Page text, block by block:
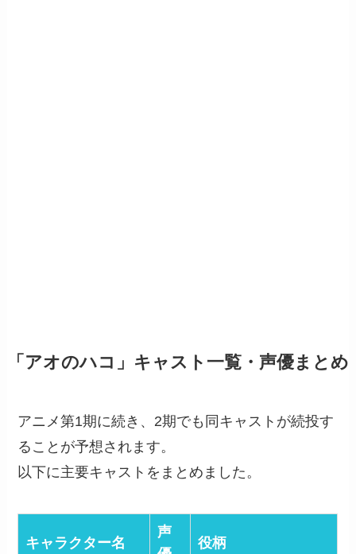
「アオのハコ」キャスト一覧・声優まとめ
アニメ第1期に続き、2期でも同キャストが続投す
ることが予想されます。
以下に主要キャストをまとめました。
キャラクター名
声
役柄